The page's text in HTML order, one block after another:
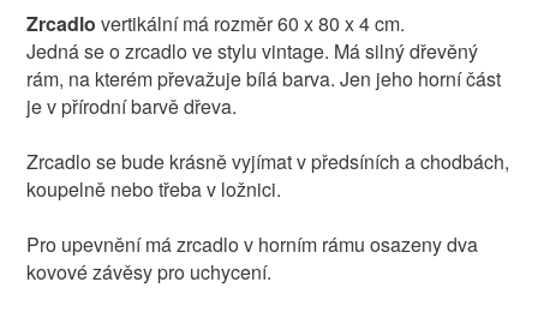
Zrcadlo vertikální má rozměr 60 x 80 x 4 cm.
Jedná se o zrcadlo ve stylu vintage. Má silný dřevěný
rám, na kterém převažuje bílá barva. Jen jeho horní část
je v přírodní barvě dřeva.
Zrcadlo se bude krásně vyjímat v předsíních a chodbách,
koupelně nebo třeba v ložnici.
Pro upevnění má zrcadlo v horním rámu osazeny dva
kovové závěsy pro uchycení.